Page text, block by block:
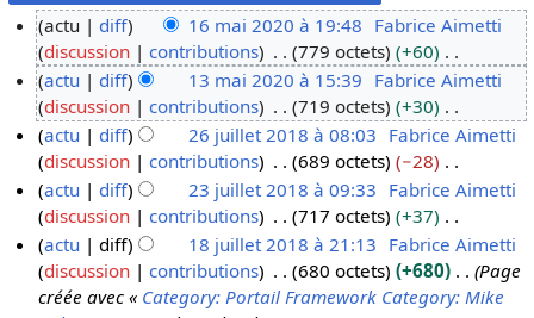
6
a
2
2
actu diff 16 mai 2020 à 19:48 Fabrice Aimetti
discussion
contributions 779 octets
+60
A
u
c
u
n
r
é
s
u
m
3
a
2
actu diff 13 mai 2020 à 15:39 Fabrice Aimetti
discussion
contributions 719 octets
+30
A
u
c
u
n
r
é
6
u
actu diff 26 juillet 2018 à 08:03 Fabrice Aimetti
discussion
contributions 689 octets
−28
A
u
c
u
n
3
actu diff 23 juillet 2018 à 09:33 Fabrice Aimetti
discussion
contributions 717 octets
+37
A
u
c
actu diff 18 juillet 2018 à 21:13 Fabrice Aimetti
discussion
contributions 680 octets +680
Page
créée avec « Category: Portail Framework Category: Mike